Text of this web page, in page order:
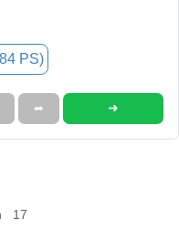
PS)
➦ ➜
17